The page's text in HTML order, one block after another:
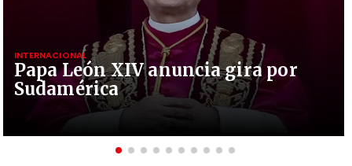
Papa León XIV anuncia gira por
Sudamérica
INTERNACIONAL